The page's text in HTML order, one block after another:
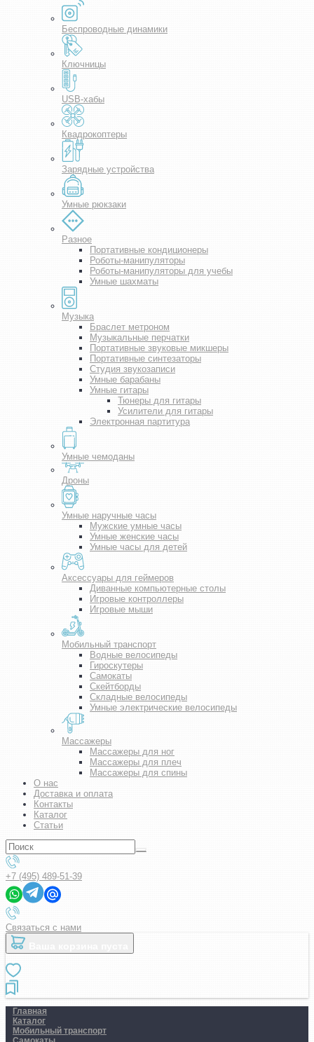
Беспроводные динамики
Ключницы
USB-хабы
Квадрокоптеры
Зарядные устройства
Умные рюкзаки
Разное
Портативные кондиционеры
Роботы-манипуляторы
Роботы-манипуляторы для учебы
Умные шахматы
Музыка
Браслет метроном
Музыкальные перчатки
Портативные звуковые микшеры
Портативные синтезаторы
Студия звукозаписи
Умные барабаны
Умные гитары
Тюнеры для гитары
Усилители для гитары
Электронная партитура
Умные чемоданы
Дроны
Умные наручные часы
Мужские умные часы
Умные женские часы
Умные часы для детей
Аксессуары для геймеров
Диванные компьютерные столы
Игровые контроллеры
Игровые мыши
Мобильный транспорт
Водные велосипеды
Гироскутеры
Самокаты
Скейтборды
Складные велосипеды
Умные электрические велосипеды
Массажеры
Массажеры для ног
Массажеры для плеч
Массажеры для спины
О нас
Доставка и оплата
Контакты
Каталог
Статьи
+7 (495) 489-51-39
Связаться с нами
Главная
Каталог
Мобильный транспорт